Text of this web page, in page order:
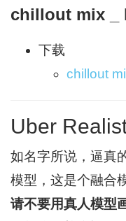
chillout mix _
下载
chillout
Uber
如名字所说，逼真
模型，这是个融合
请不要用真人模型